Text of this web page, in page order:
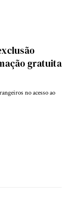
gratuita
no acesso ao